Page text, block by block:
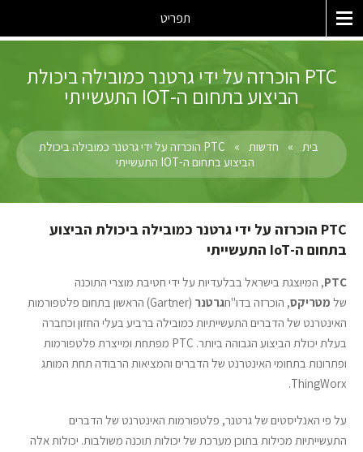
תפריט
PTC הוכרזה על ידי גרטנר כמובילה ביכולת
הביצוע בתחום ה-IOT התעשייתי
בית » חדשות »
PTC הוכרזה על ידי גרטנר כמובילה ביכולת
הביצוע בתחום ה-IOT התעשייתי
PTC הוכרזה על ידי גרטנר כמובילה ביכולת הביצוע
בתחום ה-IoT התעשייתי
PTC, המיוצגת בישראל בבלעדיות על ידי חטיבת מוצרי התוכנה
של מטריקס, הוכרזה בדו"חגרטנר
(Gartner) הראשון בתחום פלטפורמות
האינטרנט של הדברים התעשייתיות כמובילה ברביע בעלי החזון וכחברה
בעלת יכולת הביצוע הגבוהה ביותר. PTC מפתחת ומייצרת פלטפורמות
ופתרונות בתחומי האינטרנט של הדברים והמציאות הרבודה תחת המותג
ThingWorx.
על פי האנליסטים של גרטנר, פלטפורמות האינטרנט של הדברים
התעשייתיות מכילות בתוכן מערכת של יכולות תוכנה משולבות. יכולות אלה